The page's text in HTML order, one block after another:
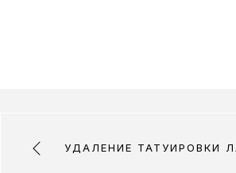
УДАЛЕНИЕ ТАТУИРОВКИ